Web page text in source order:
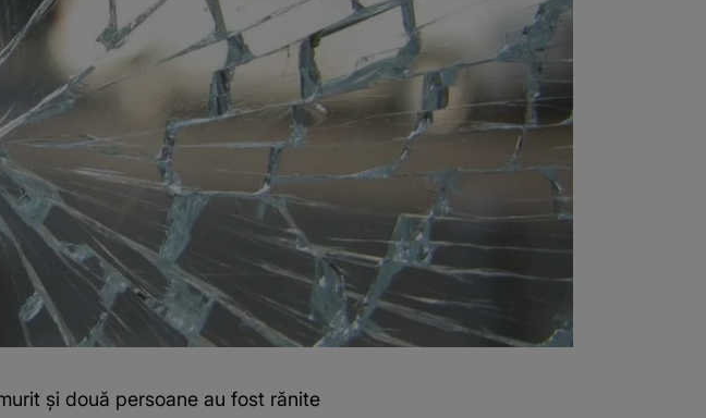
și două persoane au fost rănite